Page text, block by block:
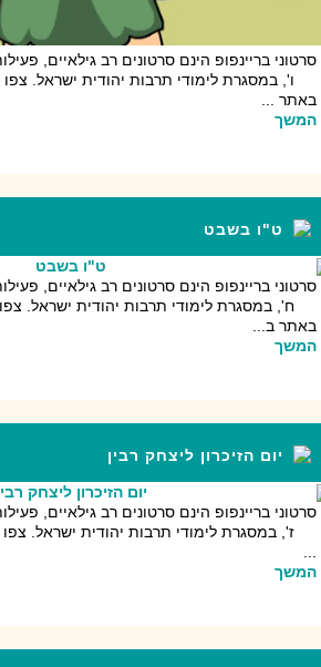
סרטוני בריינפופ הינם סרטונים רב גילאיים,
ו', במסגרת לימודי תרבות יהודית ישראל. צפו
באתר ...
המשך
ט"ו בשבט
סרטוני בריינפופ הינם סרטונים רב גילאיים,
ח', במסגרת לימודי תרבות יהודית ישראל.
באתר ב...
המשך
יום הזיכרון ליצחק רבין
סרטוני בריינפופ הינם סרטונים רב גילאיים,
ז', במסגרת לימודי תרבות יהודית ישראל. צפו
המשך